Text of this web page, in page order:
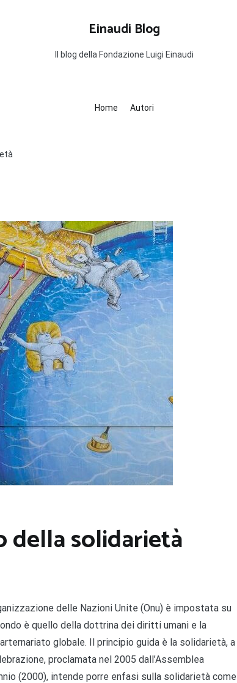
Einaudi Blog
Il blog della Fondazione Luigi Einaudi
Home Autori
della solidarietà
delle Nazioni Unite (Onu) è impostata su
è quello della dottrina dei diritti umani e la
globale. Il principio guida è la solidarietà, a
proclamata nel 2005 dall’Assemblea
(2000), intende porre enfasi sulla solidarietà come